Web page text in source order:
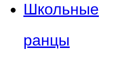
Школьные
ранцы